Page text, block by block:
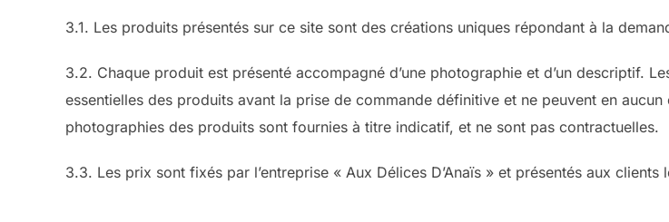
3.1. Les produits présentés sur ce site sont des créations uniques répondant à la
3.2. Chaque produit est présenté accompagné d’une photographie et d’un descriptif.
essentielles des produits avant la prise de commande définitive et ne peuvent en
photographies des produits sont fournies à titre indicatif, et ne sont pas contractuelles.
3.3. Les prix sont fixés par l’entreprise « Aux Délices D’Anaïs » et présentés aux